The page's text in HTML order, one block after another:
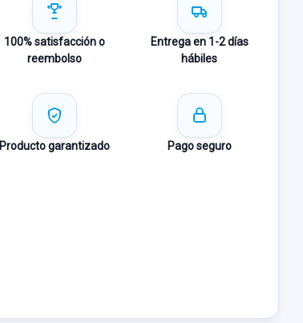
100% satisfacción o
reembolso
Entrega en 1-2 días
hábiles
Producto garantizado Pago seguro